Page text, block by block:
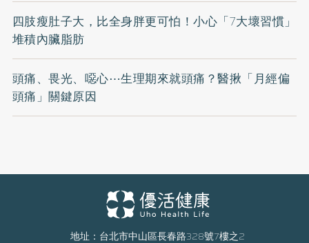
四肢瘦肚子大，比全身胖更可怕！小心「7大壞習慣」
堆積內臟脂肪
頭痛、畏光、噁心⋯生理期來就頭痛？醫揪「月經偏
頭痛」關鍵原因
地址：台北市中山區長春路328號7樓之2